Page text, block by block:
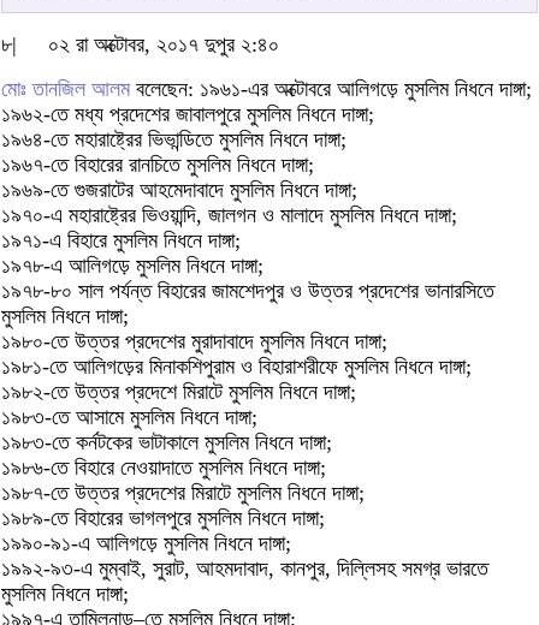
৮|
০২ রা অক্টোবর, ২০১৭ দুপুর ২:৪০
মোঃ তানজিল আলমবলেছেন: ১৯৬১-এর অক্টোবরে আলিগড়ে মুসলিম নিধনে দাঙ্গা;
১৯৬২-তে মধ্য প্রদেশের জাবালপুরে মুসলিম নিধনে দাঙ্গা;
১৯৬৪-তে মহারাষ্ট্রের ভিভান্ডিতে মুসলিম নিধনে দাঙ্গা;
১৯৬৭-তে বিহারের রানচিতে মুসলিম নিধনে দাঙ্গা;
১৯৬৯-তে গুজরাটের আহমেদাবাদে মুসলিম নিধনে দাঙ্গা;
১৯৭০-এ মহারাষ্ট্রের ভিওয়ান্দি, জালগন ও মালাদে মুসলিম নিধনে দাঙ্গা;
১৯৭১-এ বিহারে মুসলিম নিধনে দাঙ্গা;
১৯৭৮-এ আলিগড়ে মুসলিম নিধনে দাঙ্গা;
১৯৭৮-৮০ সাল পর্যন্ত বিহারের জামশেদপুর ও উত্তর প্রদেশের ভানারসিতে
মুসলিম নিধনে দাঙ্গা;
১৯৮০-তে উত্তর প্রদেশের মুরাদাবাদে মুসলিম নিধনে দাঙ্গা;
১৯৮১-তে আলিগড়ের মিনাকশিপুরাম ও বিহারাশরীফে মুসলিম নিধনে দাঙ্গা;
১৯৮২-তে উত্তর প্রদেশে মিরাটে মুসলিম নিধনে দাঙ্গা;
১৯৮৩-তে আসামে মুসলিম নিধনে দাঙ্গা;
১৯৮৩-তে কর্নটকের ভাটাকালে মুসলিম নিধনে দাঙ্গা;
১৯৮৬-তে বিহারে নেওয়াদাতে মুসলিম নিধনে দাঙ্গা;
১৯৮৭-তে উত্তর প্রদেশের মিরাটে মুসলিম নিধনে দাঙ্গা;
১৯৮৯-তে বিহারের ভাগলপুরে মুসলিম নিধনে দাঙ্গা;
১৯৯০-৯১-এ আলিগড়ে মুসলিম নিধনে দাঙ্গা;
১৯৯২-৯৩-এ মুম্বাই, সুরাট, আহমদাবাদ, কানপুর, দিল্লিসহ সমগ্র ভারতে
মুসলিম নিধনে দাঙ্গা;
১৯৯৭-এ তামিলনাড়–তে মুসলিম নিধনে দাঙ্গা;